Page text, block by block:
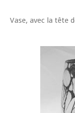
Vase, avec la tête